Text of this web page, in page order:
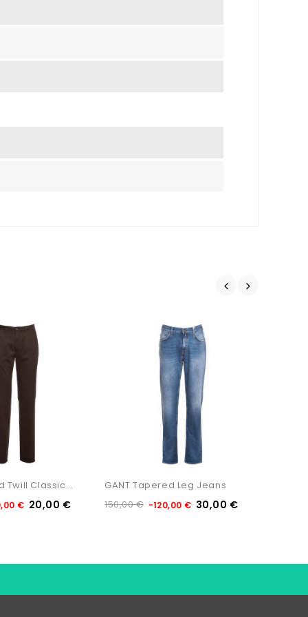
Twill Classic...
€ 20,00 €
GANT Tapered Leg Jeans
150,00 € -120,00 € 30,00 €